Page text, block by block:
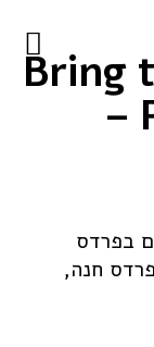
Bring
–
בפרדס
חנה,